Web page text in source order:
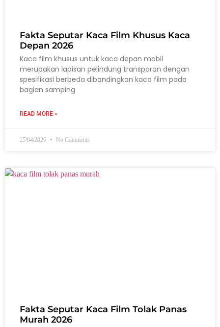
Fakta Seputar Kaca Film Khusus Kaca
Depan 2026
Kaca film khusus untuk kaca depan mobil
merupakan lapisan pelindung transparan dengan
spesifikasi berbeda dibandingkan kaca film pada
bagian samping
READ MORE »
25/04/2026 No Comments
Fakta Seputar Kaca Film Tolak Panas
Murah 2026